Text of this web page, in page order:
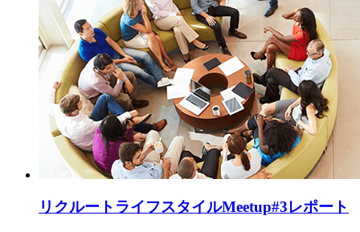
リクルートライフスタイルMeetup#3レポート